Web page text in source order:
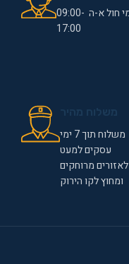
ימי חול א-ה 09:00-
17:00
משלוח תוך 7 ימי
עסקים למעט
לאזורים מרוחקים
ומחוץ לקו הירוק